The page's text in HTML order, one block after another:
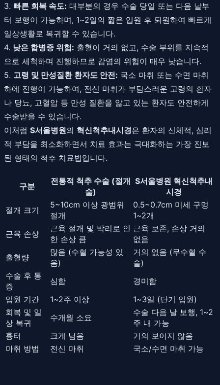
3. 빠른 회복 속도: 대부분의 경우 수술 당일 또는 다음 날부
터 보행이 가능하며, 1~2일의 짧은 입원 후 퇴원하여 빠르게
일상생활로 복귀할 수 있습니다.
4. 낮은 합병증 위험: 출혈이 거의 없고, 수술 부위를 지속적
으로 세척하며 진행하므로 감염의 위험이 매우 낮습니다.
5. 고령 및 만성질환 환자도 안전: 국소 마취 또는 수면 마취
하에 진행이 가능하여, 전신 마취가 부담스러운 고령의 환자
나 당뇨, 고혈압 등 만성 질환을 앓고 있는 환자도 안전하게
수술받을 수 있습니다.
이처럼 S서울병원의 혁신척추내시경은 환자의 신체적, 심리
적 부담을 최소화하면서 치료 효과는 극대화하는 가장 진보
된 형태의 척추 치료법입니다.
구분
전통적 척추 수술 (절개
술)
S서울병원 혁신척추내
시경
절개 크기
5~10cm 이상 광범위
절개
0.5~0.7cm 미세 구멍
1~2개
근육 손상
근육 절개 및 박리로 인
한 손상 큼
근육 보존, 손상 거의
없음
출혈량
많음 (수혈 가능성 있
음)
거의 없음 (무수혈 수
술)
수술 후 통
증
심함
경미함
입원 기간
1~2주 이상
1~3일 (단기 입원)
회복 및 일
상 복귀
수개월 소요
수술 다음 날 보행, 1~2
주 내 가능
흉터
크게 남음
거의 보이지 않음
마취 방법
전신 마취 국소/수면 마취 가능